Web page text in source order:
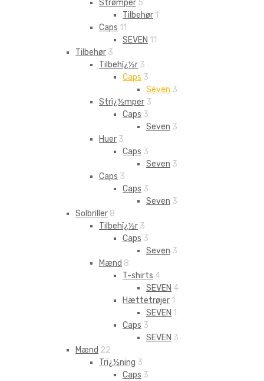
Strømper 5
Tilbehør 1
Caps 11
SEVEN 11
Tilbehør 3
Tilbehï¿½r 3
Caps 3
Seven 3
Strï¿½mper 3
Caps 3
Seven 3
Huer 3
Caps 3
Seven 3
Caps 3
Caps 3
Seven 3
Solbriller 8
Tilbehï¿½r 3
Caps 3
Seven 3
Mænd 8
T-shirts 4
SEVEN 4
Hættetrøjer 1
SEVEN 1
Caps 3
SEVEN 3
Mænd 22
Trï¿½ning 3
Caps 3